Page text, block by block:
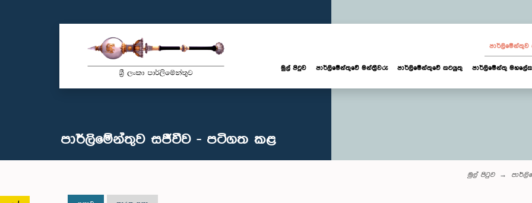
පාර්ලි‌මේන්තුව
මුල් පිටුව පාර්ලි‌මේන්තුවේ මන්ත්‍රීවරු පාර්ලිමේන්තුවේ කටයුතු පාර්ලිමේන්තු
පාර්ලිමේන්තුව සජීවීව - පටිගත කළ
මුල් පිටුව